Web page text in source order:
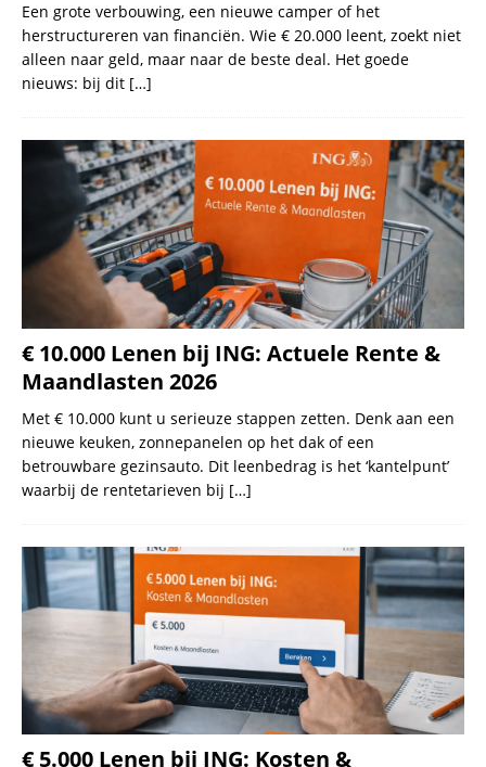
Een grote verbouwing, een nieuwe camper of het
herstructureren van financiën. Wie € 20.000 leent, zoekt niet
alleen naar geld, maar naar de beste deal. Het goede
nieuws: bij dit […]
€ 10.000 Lenen bij ING: Actuele Rente &
Maandlasten 2026
Met € 10.000 kunt u serieuze stappen zetten. Denk aan een
nieuwe keuken, zonnepanelen op het dak of een
betrouwbare gezinsauto. Dit leenbedrag is het ‘kantelpunt’
waarbij de rentetarieven bij […]
€ 5.000 Lenen bij ING: Kosten &